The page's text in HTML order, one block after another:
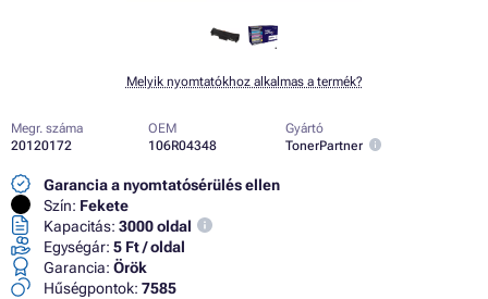
Melyik nyomtatókhoz alkalmas a termék?
Megr. száma
20120172
OEM
106R04348
Gyártó
TonerPartner
Garancia a nyomtatósérülés ellen
Szín: Fekete
Kapacitás: 3000 oldal
Egységár: 5 Ft / oldal
Garancia: Örök
Hűségpontok: 7585